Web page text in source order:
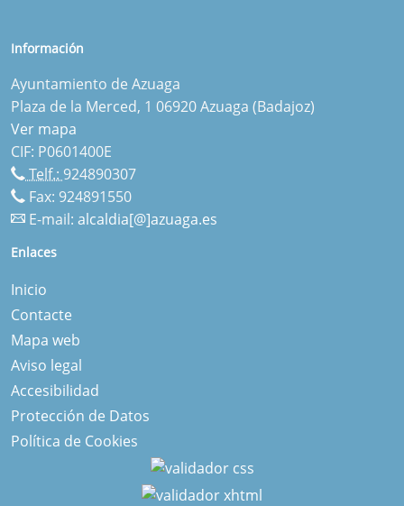
Información
Ayuntamiento de Azuaga
Plaza de la Merced, 1 06920 Azuaga (Badajoz)
Ver mapa
CIF: P0601400E
Telf.: 924890307
Fax: 924891550
E-mail: alcaldia[@]azuaga.es
Enlaces
Inicio
Contacte
Mapa web
Aviso legal
Accesibilidad
Protección de Datos
Política de Cookies